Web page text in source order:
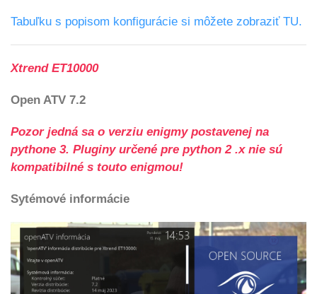
Tabuľku s popisom konfigurácie si môžete zobraziť TU.
Xtrend ET10000
Open ATV 7.2
Pozor jedná sa o verziu enigmy postavenej na
pythone 3. Pluginy určené pre python 2 .x nie sú
kompatibilné s touto enigmou!
Sytémové informácie